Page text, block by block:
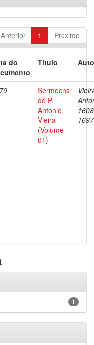
Anterior 1 Próximo
do
Título
Sermoens
do P.
Antonio
Vieira
(Volume
01)
1697
1